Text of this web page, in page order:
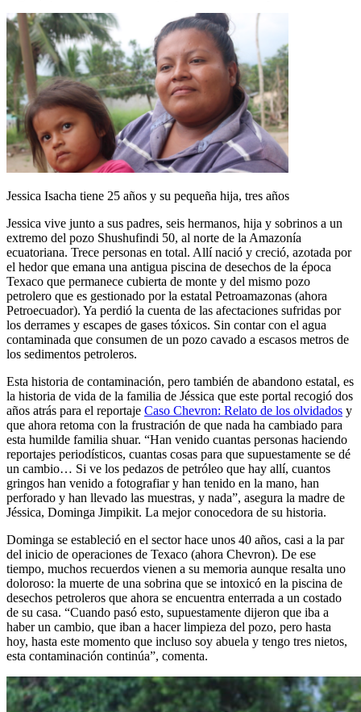
Jessica Isacha tiene 25 años y su pequeña hija, tres años
Jessica vive junto a sus padres, seis hermanos, hija y sobrinos a un
extremo del pozo Shushufindi 50, al norte de la Amazonía
ecuatoriana. Trece personas en total. Allí nació y creció, azotada por
el hedor que emana una antigua piscina de desechos de la época
Texaco que permanece cubierta de monte y del mismo pozo
petrolero que es gestionado por la estatal Petroamazonas (ahora
Petroecuador). Ya perdió la cuenta de las afectaciones sufridas por
los derrames y escapes de gases tóxicos. Sin contar con el agua
contaminada que consumen de un pozo cavado a escasos metros de
los sedimentos petroleros.
Esta historia de contaminación, pero también de abandono estatal, es
la historia de vida de la familia de Jéssica que este portal recogió dos
años atrás para el reportaje Caso Chevron: Relato de los olvidados y
que ahora retoma con la frustración de que nada ha cambiado para
esta humilde familia shuar. “Han venido cuantas personas haciendo
reportajes periodísticos, cuantas cosas para que supuestamente se dé
un cambio… Si ve los pedazos de petróleo que hay allí, cuantos
gringos han venido a fotografiar y han tenido en la mano, han
perforado y han llevado las muestras, y nada”, asegura la madre de
Jéssica, Dominga Jimpikit. La mejor conocedora de su historia.
Dominga se estableció en el sector hace unos 40 años, casi a la par
del inicio de operaciones de Texaco (ahora Chevron). De ese
tiempo, muchos recuerdos vienen a su memoria aunque resalta uno
doloroso: la muerte de una sobrina que se intoxicó en la piscina de
desechos petroleros que ahora se encuentra enterrada a un costado
de su casa. “Cuando pasó esto, supuestamente dijeron que iba a
haber un cambio, que iban a hacer limpieza del pozo, pero hasta
hoy, hasta este momento que incluso soy abuela y tengo tres nietos,
esta contaminación continúa”, comenta.